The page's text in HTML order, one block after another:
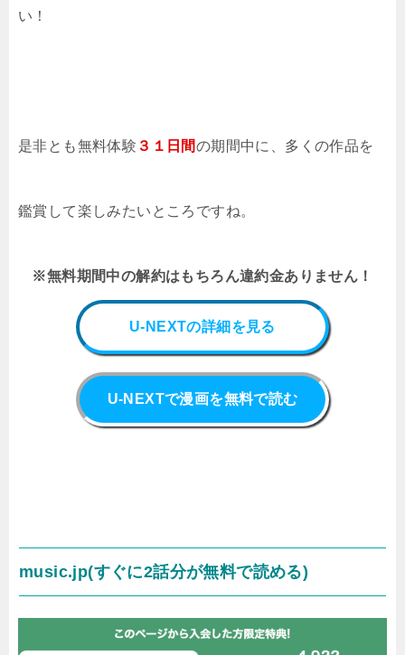
い！
是非とも無料体験 ３１日間の期間中に、多くの作品を
鑑賞して楽しみたいところですね。
※無料期間中の解約はもちろん違約金ありません！
U-NEXTの詳細を見る
U-NEXTで漫画を無料で読む
music.jp(すぐに2話分が無料で読める)